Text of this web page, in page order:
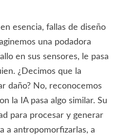
esencia, fallas de diseño
una podadora
en sus sensores, le pasa
¿Decimos que la
daño? No, reconocemos
la IA pasa algo similar. Su
para procesar y generar
a antropomorfizarlas, a